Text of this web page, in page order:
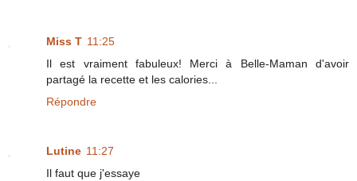
Miss T 11:25
Il est vraiment fabuleux! Merci à Belle-Maman d'avoir
partagé la recette et les calories...
Répondre
Lutine 11:27
Il faut que j'essaye